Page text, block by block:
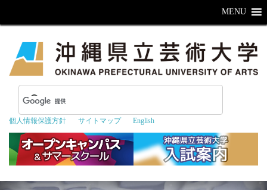
個人情報保護方針 サイトマップ English
MENU